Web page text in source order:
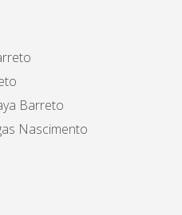
Barreto
Nascimento